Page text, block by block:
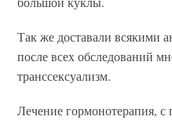
Так же доставали всякими
после всех обследований
транссексуализм.
Лечение гормонотерапия,